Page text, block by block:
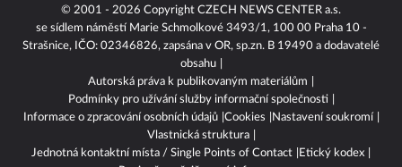
© 2001 - 2026 Copyright CZECH NEWS CENTER a.s.
se sídlem náměstí Marie Schmolkové 3493/1, 100 00 Praha 10 -
Strašnice, IČO: 02346826, zapsána v OR, sp.zn. B 19490 a dodavatelé
obsahu
Autorská práva k publikovaným materiálům
Podmínky pro užívání služby informační společnosti
Informace o zpracování osobních údajů Cookies
Nastavení soukromí
Vlastnická struktura
Jednotná kontaktní místa / Single Points of Contact
Etický kodex